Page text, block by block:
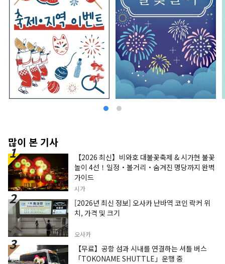
많이 본 기사
【2026 최신】비와호 대불꽃축제 & 시가현 불꽃
놀이 4선！일정・볼거리・숨겨진 명당까지 완벽
가이드
시가
[2026년 최신 정보] 오사카 난바역 코인 락커 위
치, 가격 및 크기
오사카
【무료】공항 섬과 시내를 연결하는 셔틀 버스
「TOKONAME SHUTTLE」운행 중